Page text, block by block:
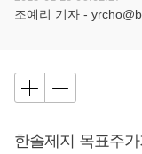
조예리 기자 -
한솔제지 목표주